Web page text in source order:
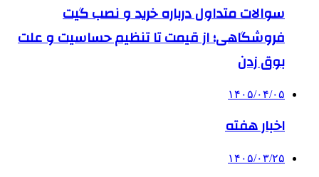
سوالات متداول درباره خرید و نصب گیت
فروشگاهی؛ از قیمت تا تنظیم حساسیت و علت
بوق زدن
۱۴۰۵/۰۴/۰۵
اخبار هفته
۱۴۰۵/۰۳/۲۵